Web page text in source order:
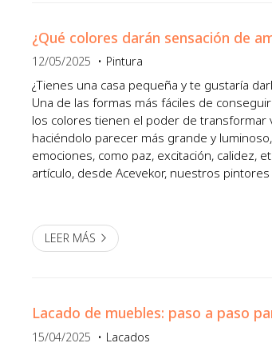
¿Qué colores darán sensación de
12/05/2025 Pintura
¿Tienes una casa pequeña y te gustaría
Una de las formas más fáciles de
los colores tienen el poder de transformar
haciéndolo parecer más grande y
emociones, como paz, excitación, calidez,
artículo, desde Acevekor, nuestros
LEER MÁS
Lacado de muebles: paso a paso
15/04/2025 Lacados